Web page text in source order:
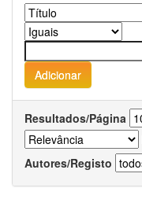
Resultados/Página
Autores/Registo